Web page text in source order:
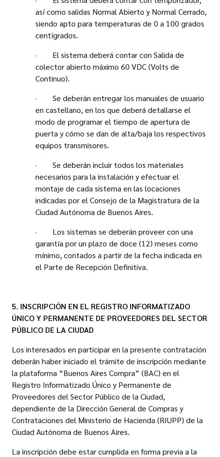
así como salidas Normal Abierto y Normal Cerrado,
siendo apto para temperaturas de 0 a 100 grados
centígrados.
· El sistema deberá contar con Salida de
colector abierto máximo 60 VDC (Volts de
Continuo).
· Se deberán entregar los manuales de usuario
en castellano, en los que deberá detallarse el
modo de programar el tiempo de apertura de
puerta y cómo se dan de alta/baja los respectivos
equipos transmisores.
· Se deberán incluir todos los materiales
necesarios para la instalación y efectuar el
montaje de cada sistema en las locaciones
indicadas por el Consejo de la Magistratura de la
Ciudad Autónoma de Buenos Aires.
· Los sistemas se deberán proveer con una
garantía por un plazo de doce (12) meses como
mínimo, contados a partir de la fecha indicada en
el Parte de Recepción Definitiva.
5. INSCRIPCIÓN EN EL REGISTRO INFORMATIZADO
ÚNICO Y PERMANENTE DE PROVEEDORES DEL SECTOR
PÚBLICO DE LA CIUDAD
Los interesados en participar en la presente contratación
deberán haber iniciado el trámite de inscripción mediante
la plataforma “Buenos Aires Compra” (BAC) en el
Registro Informatizado Único y Permanente de
Proveedores del Sector Público de la Ciudad,
dependiente de la Dirección General de Compras y
Contrataciones del Ministerio de Hacienda (RIUPP) de la
Ciudad Autónoma de Buenos Aires.
La inscripción debe estar cumplida en forma previa a la